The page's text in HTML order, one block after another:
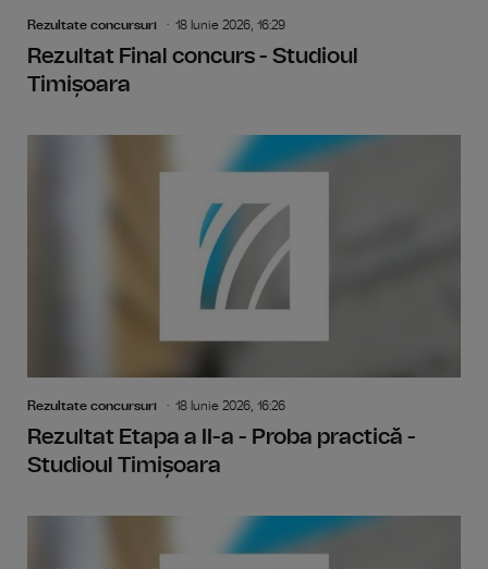
Rezultate concursuri 18 Iunie 2026, 16:29
Rezultat Final concurs - Studioul
Timișoara
Rezultate concursuri 18 Iunie 2026, 16:26
Rezultat Etapa a II-a - Proba practică -
Studioul Timișoara